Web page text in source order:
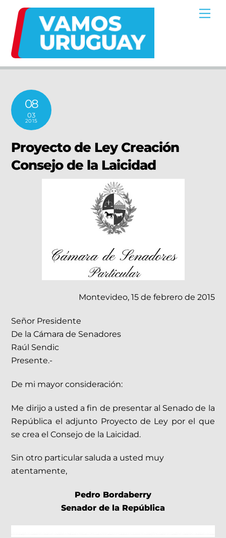
content
08
03
2015
Proyecto de Ley Creación
Consejo de la Laicidad
Montevideo, 15 de febrero de 2015
Señor Presidente
De la Cámara de Senadores
Raúl Sendic
Presente.-
De mi mayor consideración:
Me dirijo a usted a fin de presentar al Senado de la
República el adjunto Proyecto de Ley por el que
se crea el Consejo de la Laicidad.
Sin otro particular saluda a usted muy
atentamente,
Pedro Bordaberry
Senador de la República